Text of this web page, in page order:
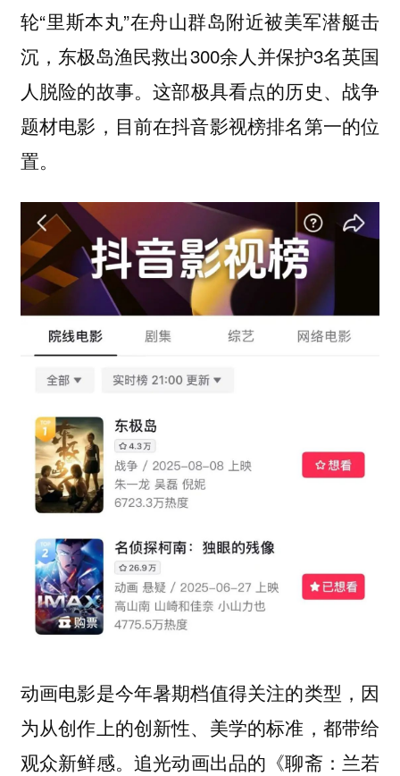
轮“里斯本丸”在舟山群岛附近被美军潜艇击
沉，东极岛渔民救出300余人并保护3名英国
人脱险的故事。这部极具看点的历史、战争
题材电影，目前在抖音影视榜排名第一的位
置。
动画电影是今年暑期档值得关注的类型， 因
为从创作上的创新性、美学的标准，都带给
观众新鲜感。 追光动画出品的《聊斋：兰若